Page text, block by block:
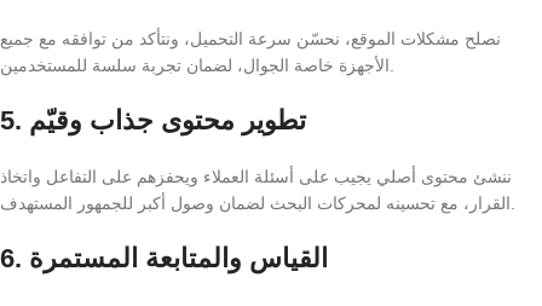
نصلح مشكلات الموقع، نحسّن سرعة التحميل، ونتأكد من توافقه مع جميع
5. تطوير محتوى جذاب وقيّم
ننشئ محتوى أصلي يجيب على أسئلة العملاء ويحفزهم على التفاعل واتخاذ
6. القياس والمتابعة المستمرة